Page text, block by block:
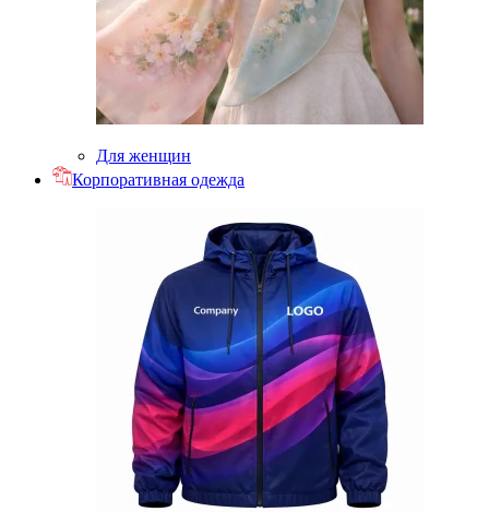
Для женщин
Корпоративная одежда